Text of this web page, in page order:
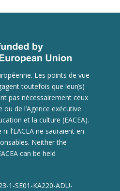
Les points de vue
toutefois que leur(s)
pas nécessairement ceux
ou de l’Agence exécutive
et la culture (EACEA).
l’EACEA ne sauraient en
Neither the
can be held
1-SE01-KA220-ADU-